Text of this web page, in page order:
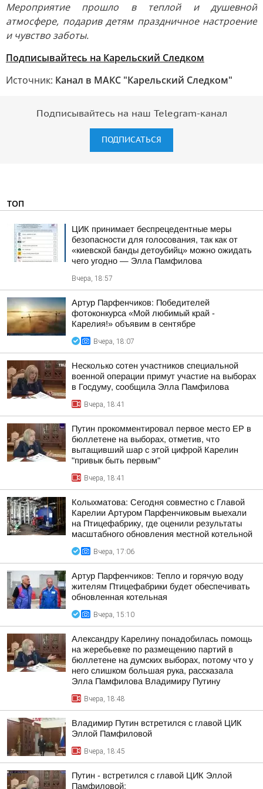
Мероприятие прошло в теплой и душевной
атмосфере, подарив детям праздничное настроение
и чувство заботы.
Подписывайтесь на Карельский Следком
Источник: Канал в МАКС "Карельский Следком"
Подписывайтесь на наш Telegram-канал
ПОДПИСАТЬСЯ
ТОП
ЦИК принимает беспрецедентные меры
безопасности для голосования, так как от
«киевской банды детоубийц» можно ожидать
чего угодно — Элла Памфилова
Вчера, 18:57
Артур Парфенчиков: Победителей
фотоконкурса «Мой любимый край -
Карелия!» объявим в сентябре
Вчера, 18:07
Несколько сотен участников специальной
военной операции примут участие на выборах
в Госдуму, сообщила Элла Памфилова
Вчера, 18:41
Путин прокомментировал первое место ЕР в
бюллетене на выборах, отметив, что
вытащивший шар с этой цифрой Карелин
"привык быть первым"
Вчера, 18:41
Колыхматова: Сегодня совместно с Главой
Карелии Артуром Парфенчиковым выехали
на Птицефабрику, где оценили результаты
масштабного обновления местной котельной
Вчера, 17:06
Артур Парфенчиков: Тепло и горячую воду
жителям Птицефабрики будет обеспечивать
обновленная котельная
Вчера, 15:10
Александру Карелину понадобилась помощь
на жеребьевке по размещению партий в
бюллетене на думских выборах, потому что у
него слишком большая рука, рассказала
Элла Памфилова Владимиру Путину
Вчера, 18:48
Владимир Путин встретился с главой ЦИК
Эллой Памфиловой
Вчера, 18:45
Путин - встретился с главой ЦИК Эллой
Памфиловой: